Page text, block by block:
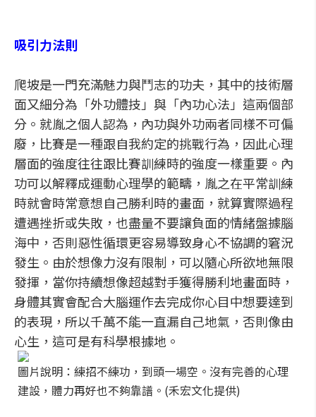
吸引力法則
爬坡是一門充滿魅力與鬥志的功夫，其中的技術層
面又細分為「外功體技」與「內功心法」這兩個部
分。就胤之個人認為，內功與外功兩者同樣不可偏
廢，比賽是一種跟自我約定的挑戰行為，因此心理
層面的強度往往跟比賽訓練時的強度一樣重要。內
功可以解釋成運動心理學的範疇，胤之在平常訓練
時就會時常意想自己勝利時的畫面，就算實際過程
遭遇挫折或失敗，也盡量不要讓負面的情緒盤據腦
海中，否則惡性循環更容易導致身心不協調的窘況
發生。由於想像力沒有限制，可以隨心所欲地無限
發揮，當你持續想像超越對手獲得勝利地畫面時，
身體其實會配合大腦運作去完成你心目中想要達到
的表現，所以千萬不能一直漏自己地氣，否則像由
心生，這可是有科學根據地。
圖片說明：練招不練功，到頭一場空。沒有完善的心理
建設，體力再好也不夠靠譜。(禾宏文化提供)